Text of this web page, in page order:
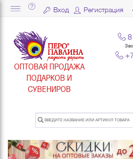
Вход Регистрация
ОПТОВАЯ ПРОДАЖА
ПОДАРКОВ И
СУВЕНИРОВ